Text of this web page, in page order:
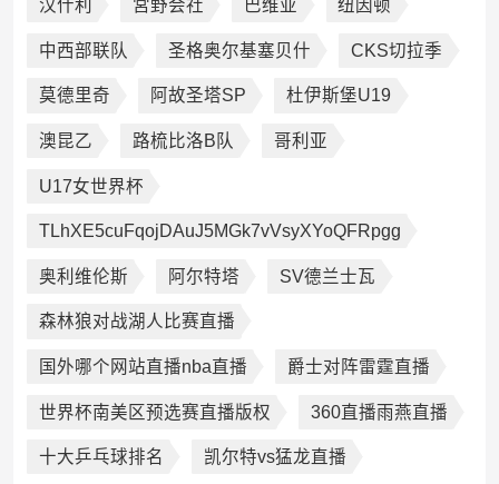
汉什利 宮野会社 巴维亚 纽因顿
中西部联队 圣格奥尔基塞贝什 CKS切拉季
莫德里奇 阿故圣塔SP 杜伊斯堡U19
澳昆乙 路梳比洛B队 哥利亚
U17女世界杯
TLhXE5cuFqojDAuJ5MGk7vVsyXYoQFRpgg
奥利维伦斯 阿尔特塔 SV德兰士瓦
森林狼对战湖人比赛直播
国外哪个网站直播nba直播 爵士对阵雷霆直播
世界杯南美区预选赛直播版权 360直播雨燕直播
十大乒乓球排名 凯尔特vs猛龙直播